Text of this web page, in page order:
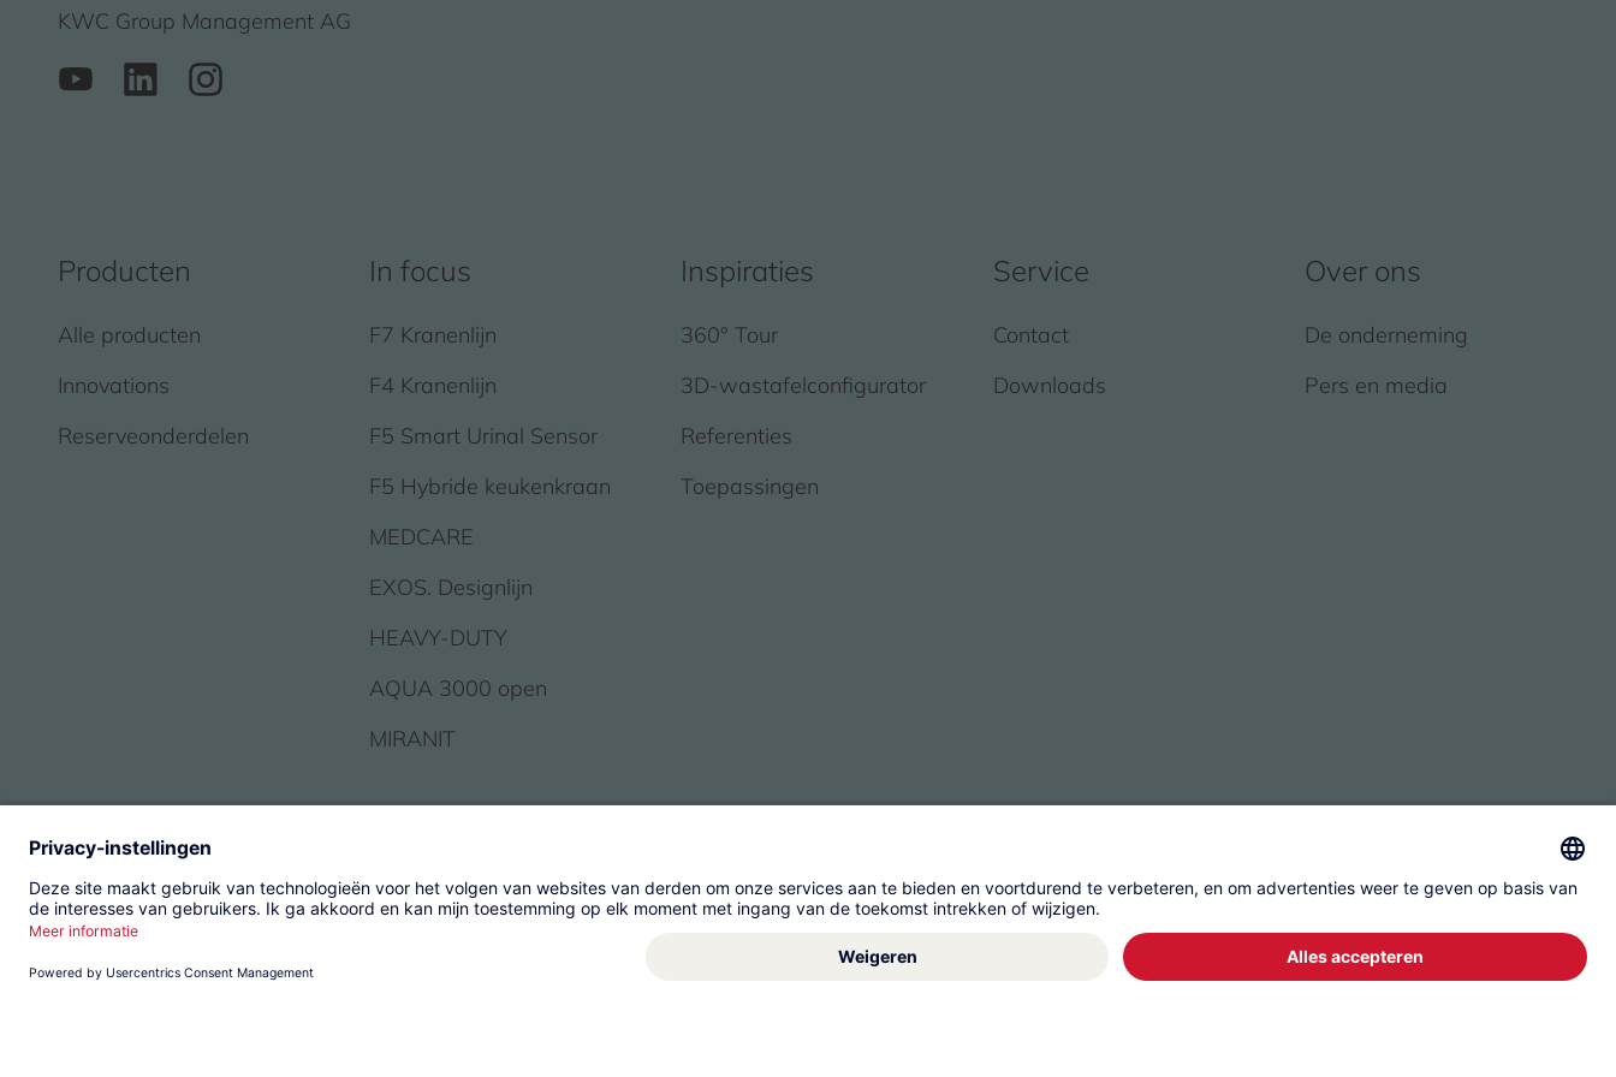
KWC Group Management AG
Producten
Alle producten
Innovations
Reserveonderdelen
In focus
F7 Kranenlijn
F4 Kranenlijn
F5 Smart Urinal Sensor
F5 Hybride keukenkraan
MEDCARE
EXOS. Designlijn
HEAVY-DUTY
AQUA 3000 open
MIRANIT
Inspiraties
360° Tour
3D-wastafelconfigurator
Referenties
Toepassingen
Service
Contact
Downloads
Over ons
De onderneming
Pers en media
© 2026 KWC Group Management AG Algemene Voorwaarden Impressum